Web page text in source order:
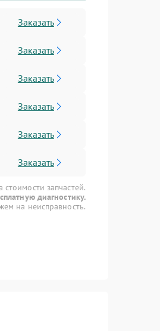
Заказать
Заказать
Заказать
Заказать
Заказать
Заказать
запчастей.
диагностику.
на неисправность.